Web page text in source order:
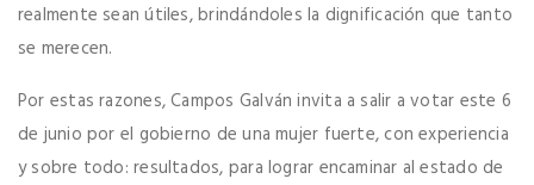
realmente sean útiles, brindándoles la dignificación que tanto
se merecen.
Por estas razones, Campos Galván invita a salir a votar este 6
de junio por el gobierno de una mujer fuerte, con experiencia
y sobre todo: resultados, para lograr encaminar al estado de